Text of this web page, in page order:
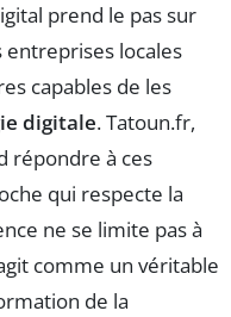
prend le pas sur
locales
capables de les
digitale. Tatoun.fr,
répondre à ces
qui respecte la
ne se limite pas à
comme un véritable
de la